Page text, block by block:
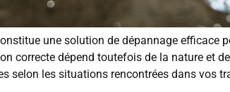
une solution de dépannage efficace
correcte dépend toutefois de la nature et
selon les situations rencontrées dans vos